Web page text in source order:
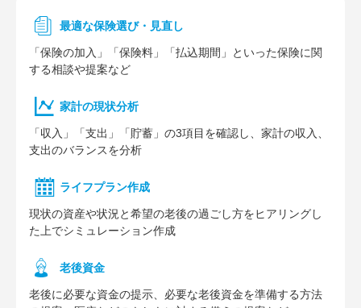
最適な保険選び・見直し
「保険の加入」「保険料」「払込期間」といった保険に関
する相談や提案など
家計の現状分析
「収入」「支出」「貯蓄」の3項目を確認し、家計の収入、
支出のバランスを分析
ライフプラン作成
現状の資産や状況と希望の老後の過ごし方をヒアリングし
た上でシミュレーション作成
⽼後資⾦
老後に必要な資金の提示、必要な老後資金を準備する方法